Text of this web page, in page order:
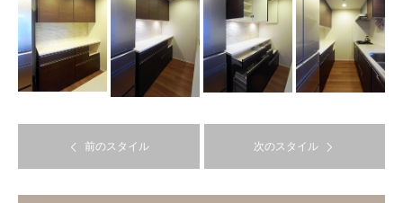
前のスタイル 次のスタイル